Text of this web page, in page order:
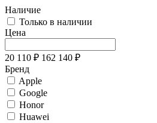
Наличие
Только в наличии
Цена
20 110 ₽ 162 140 ₽
Бренд
Apple
Google
Honor
Huawei